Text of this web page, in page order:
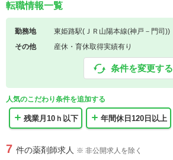
転職情報一覧
勤務地
東姫路駅(ＪＲ山陽本線(神戸－門司))
その他
産休・育休取得実績有り
条件を変更する
人気のこだわり条件を追加する
残業月10ｈ以下 年間休日120日以上
7 件の薬剤師求人 ※ 非公開求人を除く